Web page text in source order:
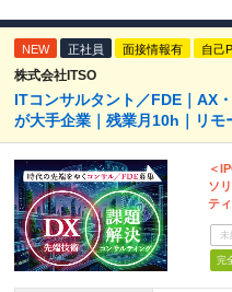
NEW 正社員 面接情報有 自己
株式会社ITSO
ITコンサルタント／FDE｜AX
が大手企業｜残業月10h｜リモ
＜
ソ
ティ
未
完